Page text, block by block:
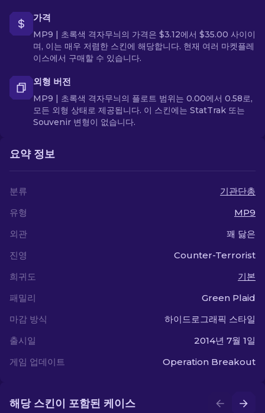
가격
MP9 | 초록색 격자무늬의 가격은 $3.12에서 $35.00 사이이
며, 이는 매우 저렴한 스킨에 해당합니다. 현재 여러 마켓플레
이스에서 구매할 수 있습니다.
외형 버전
MP9 | 초록색 격자무늬의 플로트 범위는 0.00에서 0.58로,
모든 외형 상태로 제공됩니다. 이 스킨에는 StatTrak 또는
Souvenir 변형이 없습니다.
요약 정보
분류
기관단총
유형
MP9
외관
꽤 닳은
진영
Counter-Terrorist
희귀도
기본
패밀리
Green Plaid
마감 방식
하이드로그래픽 스타일
출시일
2014년 7월 1일
게임 업데이트
Operation Breakout
해당 스킨이 포함된 케이스